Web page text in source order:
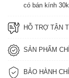
có bán kính
HỖ TRỢ TẬN
SẢN PHẨM
BẢO HÀNH